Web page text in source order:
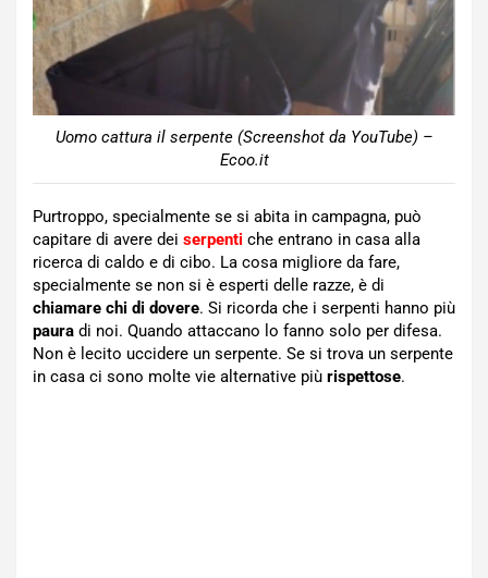
Uomo cattura il serpente (Screenshot da YouTube) –
Ecoo.it
Purtroppo, specialmente se si abita in campagna, può
capitare di avere dei serpenti che entrano in casa alla
ricerca di caldo e di cibo. La cosa migliore da fare,
specialmente se non si è esperti delle razze, è di
chiamare chi di dovere. Si ricorda che i serpenti hanno più
paura di noi. Quando attaccano lo fanno solo per difesa.
Non è lecito uccidere un serpente. Se si trova un serpente
in casa ci sono molte vie alternative più rispettose.